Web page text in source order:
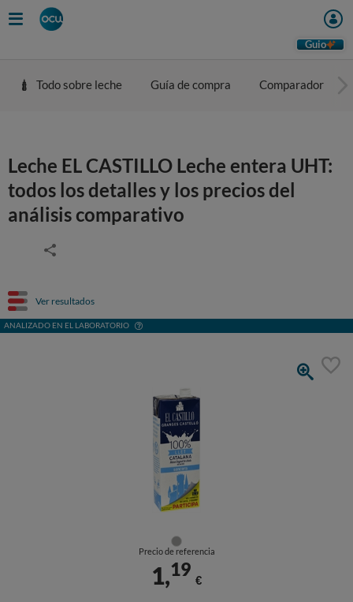
Guio
Todo sobre leche Guía de compra Comparador
Leche EL CASTILLO Leche entera UHT:
todos los detalles y los precios del
análisis comparativo
Ver resultados
ANALIZADO EN EL LABORATORIO
Precio de referencia
1,19
€